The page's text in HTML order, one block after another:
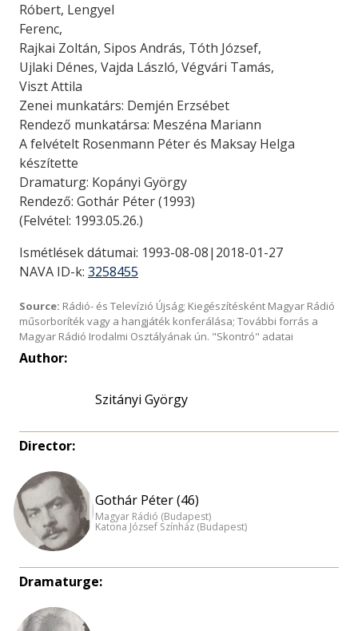
Róbert, Lengyel
Ferenc,
Rajkai Zoltán, Sipos András, Tóth József,
Ujlaki Dénes, Vajda László, Végvári Tamás,
Viszt Attila
Zenei munkatárs: Demjén Erzsébet
Rendező munkatársa: Meszéna Mariann
A felvételt Rosenmann Péter és Maksay Helga
készítette
Dramaturg: Kopányi György
Rendező: Gothár Péter (1993)
(Felvétel: 1993.05.26.)
Ismétlések dátumai: 1993-08-08|2018-01-27
NAVA ID-k: 3258455
Source: Rádió- és Televízió Újság; Kiegészítésként Magyar Rádió
műsorboríték vagy a hangjáték konferálása; További forrás a
Magyar Rádió Irodalmi Osztályának ún. "Skontró" adatai
Author:
Szitányi György
Director:
Gothár Péter (46)
Magyar Rádió (Budapest)
Katona József Színház (Budapest)
Dramaturge: